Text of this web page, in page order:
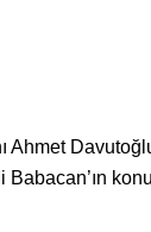
Ahmet